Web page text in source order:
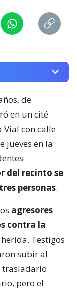
de
en un cité
Vial con calle
jueves en la
del recinto se
personas.
agresores
contra la
Testigos
subir al
trasladarlo
pero el